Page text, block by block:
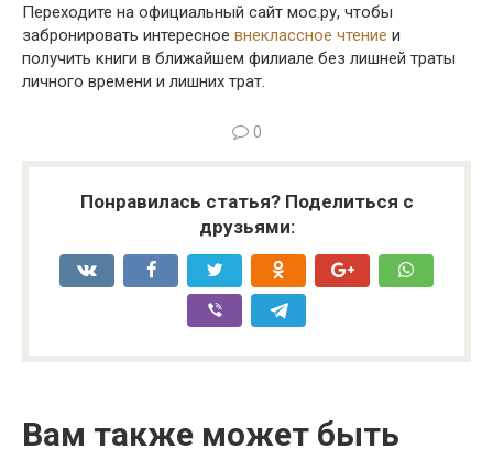
Переходите на официальный сайт мос.ру, чтобы
забронировать интересное внеклассное чтение и
получить книги в ближайшем филиале без лишней траты
личного времени и лишних трат.
0
Понравилась статья? Поделиться с
друзьями:
Вам также может быть